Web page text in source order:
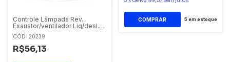
Controle Lâmpada Rev.
Exaustor/ventilador Lig/desl.
40/50cm 127v
CÓD: 20239
R$56,13
5 em estoque